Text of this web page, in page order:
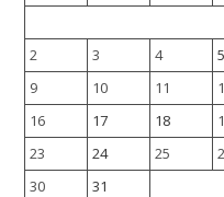
2
3 4 5
9
10 11
16
17 18
23
24 25
30
31